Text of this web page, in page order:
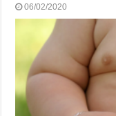
06/02/2020